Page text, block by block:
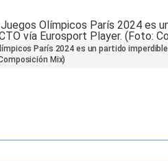
París 2024 es un partido
Mix)